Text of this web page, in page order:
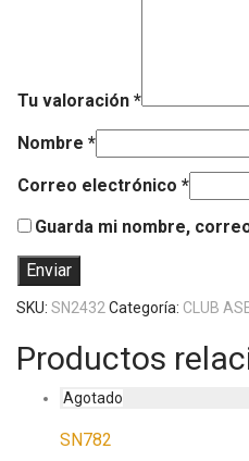
Tu valoración *
Nombre *
Correo electrónico *
Guarda mi nombre,
SKU: SN2432Categoría: CLUB
Productos
SN782